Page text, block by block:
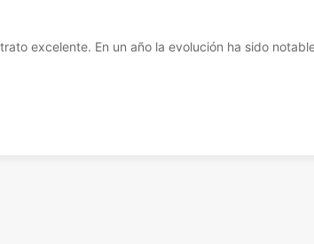
excelente. En un año la evolución ha sido